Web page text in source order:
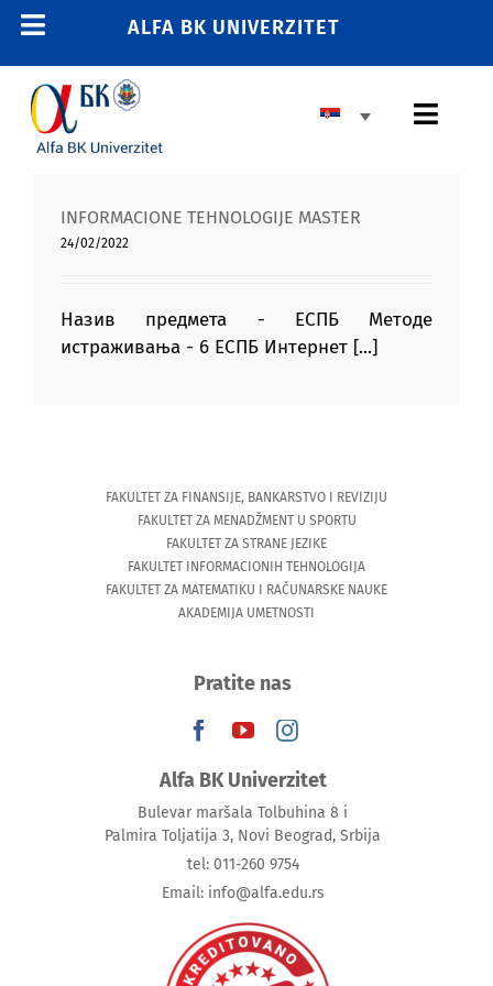
Skip
content
Toggle
Navigation
POČETNA
E-STUDENT
E-ZAPOSLENI
info@alfa.edu.rs
ALFA BK UNIVERZITET
MASTER STUDIJE
DOKTORSKE STUDIJE
INFORMACIONE TEHNOLOGIJE MASTER
24/02/2022
Назив предмета - ЕСПБ Методе
истраживања - 6 ЕСПБ Интернет [...]
FAKULTET ZA FINANSIJE, BANKARSTVO I REVIZIJU
FAKULTET ZA MENADŽMENT U SPORTU
FAKULTET ZA STRANE JEZIKE
FAKULTET INFORMACIONIH TEHNOLOGIJA
FAKULTET ZA MATEMATIKU I RAČUNARSKE NAUKE
AKADEMIJA UMETNOSTI
Pratite nas
Alfa BK Univerzitet
Bulevar maršala Tolbuhina 8 i
Palmira Toljatija 3, Novi Beograd, Srbija
tel: 011-260 9754
Email: info@alfa.edu.rs